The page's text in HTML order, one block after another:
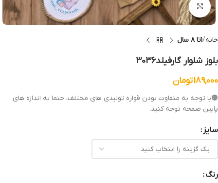
بزرگنمایی تصویر
خانه ۱تا ۸ سال
بلوز شلوار گارفیلد3036
189,000تومان
🟠با توجه به متفاوت بودن قواره تولیدی های مختلف، حتما به اندازه های
پایین صفحه توجه کنید.
سایز
رنگ